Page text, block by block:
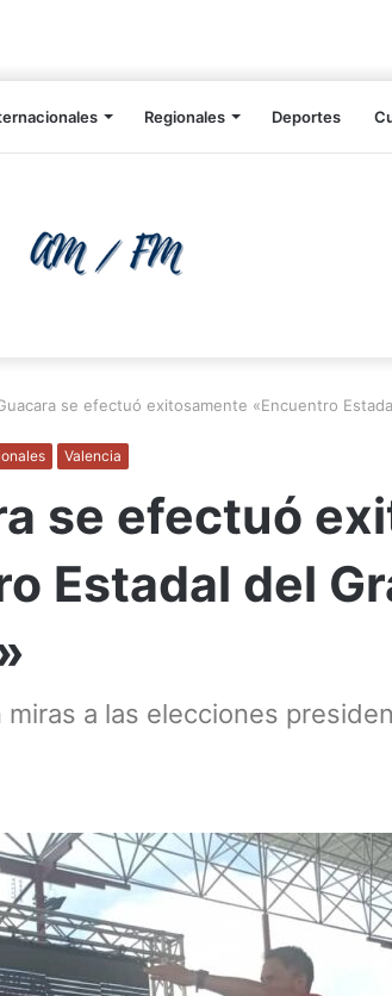
Regionales Deportes
se efectuó exitosamente «Encuentro
Valencia
se efectuó
Estadal del
a las elecciones